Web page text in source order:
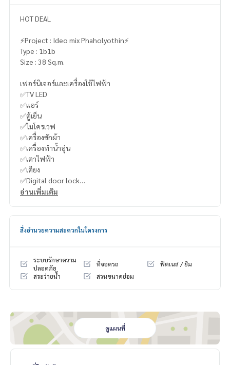
HOT DEAL
⚡️Project : Ideo mix Phaholyothin⚡️
Type : 1b1b
Size : 38 Sq.m.
เฟอร์นิเจอร์และเครื่องใช้ไฟฟ้า
✅TV LED
✅แอร์
✅ตู้เย็น
✅ไมโครเวฟ
✅เครื่องซักผ้า
✅เครื่องทำน้ำอุ่น
✅เตาไฟฟ้า
✅เตียง
✅Digital door lock
You can inbox or dm to ask more information, It’s my pleas
ure to give.
What App
LINE ID : @BPP2019
อ่านเพิ่มเติม
สิ่งอำนวยความสะดวกในโครงการ
ระบบรักษาความ
ปลอดภัย
ที่จอดรถ
ฟิตเนส / ยิม
สระว่ายน้ำ
สวนขนาดย่อม
ดูแผนที่